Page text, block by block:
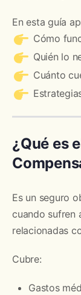
En esta guía
Cómo
Quién lo
Cuánto
¿Qué es
Es un seguro
cuando sufren
relacionadas
Cubre:
Gastos